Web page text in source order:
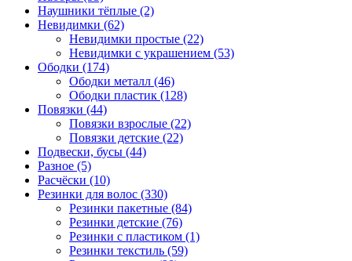
Наушники тёплые (2)
Невидимки (62)
Невидимки простые (22)
Невидимки с украшением (53)
Ободки (174)
Ободки металл (46)
Ободки пластик (128)
Повязки (44)
Повязки взрослые (22)
Повязки детские (22)
Подвески, бусы (44)
Разное (5)
Расчёски (10)
Резинки для волос (330)
Резинки пакетные (84)
Резинки детские (76)
Резинки с пластиком (1)
Резинки текстиль (59)